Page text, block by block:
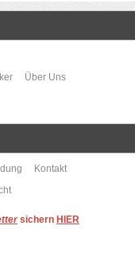
Über Uns
Kontakt
sichern HIER